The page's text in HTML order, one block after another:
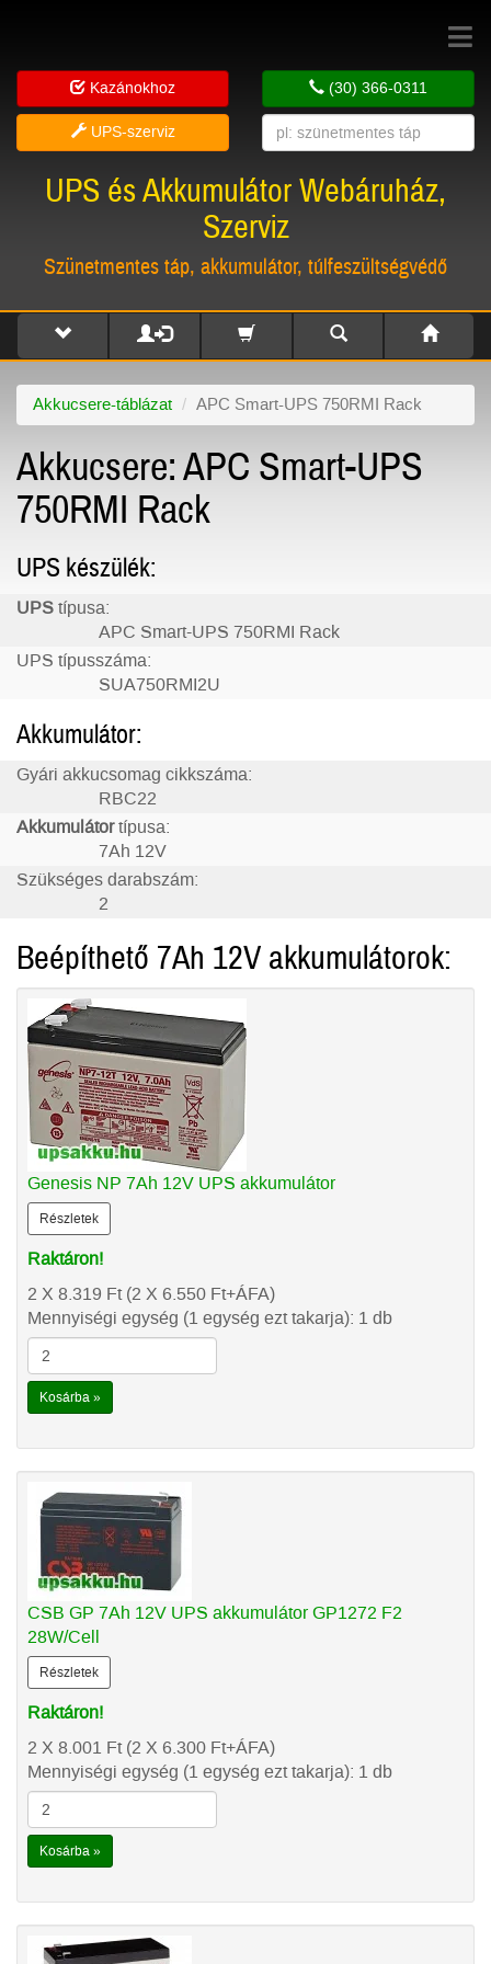
Toggle
Kazánokhoz
UPS-szerviz
(30) 366-0311
UPS és Akkumulátor Webáruház,
Szerviz
Szünetmentes táp, akkumulátor, túlfeszültségvédő
Akkucsere-táblázat APC Smart-UPS 750RMI Rack
Akkucsere: APC Smart-UPS
750RMI Rack
UPS készülék:
UPS típusa:
APC Smart-UPS 750RMI Rack
UPS típusszáma:
SUA750RMI2U
Akkumulátor:
Gyári akkucsomag cikkszáma:
RBC22
Akkumulátortípusa:
7Ah 12V
Szükséges darabszám:
2
Beépíthető 7Ah 12V akkumulátorok:
Genesis NP 7Ah 12V UPS akkumulátor
Részletek
Raktáron!
2 X 8.319 Ft(2 X 6.550 Ft+ÁFA)
Mennyiségi egység (1 egység ezt takarja): 1 db
Kosárba »
CSB GP 7Ah 12V UPS akkumulátor GP1272 F2
28W/Cell
Részletek
Raktáron!
2 X 8.001 Ft(2 X 6.300 Ft+ÁFA)
Mennyiségi egység (1 egység ezt takarja): 1 db
Kosárba »